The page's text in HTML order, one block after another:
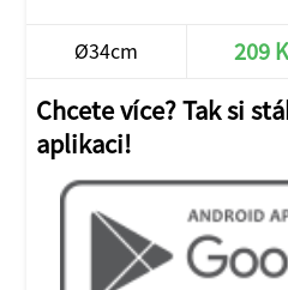
Ø34cm 209
Chcete více? Tak si
aplikaci!